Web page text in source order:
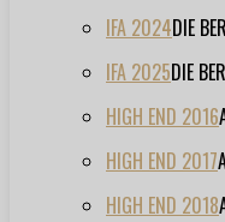
IFA 2024DIE
IFA 2025DIE
HIGH END 2016
HIGH END 2017
HIGH END 2018